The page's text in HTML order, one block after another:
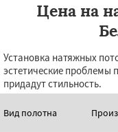
Цена на
Установка натяжных
эстетические проблемы
придадут стильность.
Вид полотна